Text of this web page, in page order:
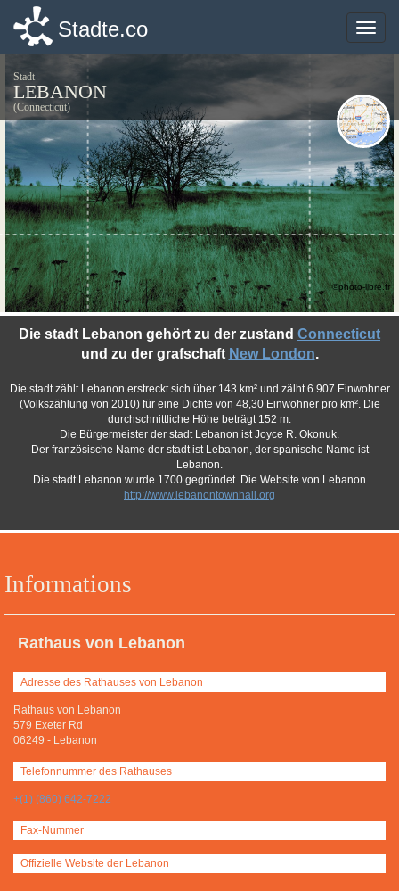
Toggle
Stadte.co
Stadt
LEBANON
(Connecticut)
Informations
Rathaus von Lebanon
Adresse des Rathauses von Lebanon
Rathaus von Lebanon
579 Exeter Rd
06249 - Lebanon
Telefonnummer des Rathauses
+(1) (860) 642-7222
Fax-Nummer
Offizielle Website der Lebanon
Die stadt Lebanon gehört zu der zustand Connecticut
und zu der grafschaft New London.
Die stadt zählt Lebanon erstreckt sich über 143 km² und zälht 6.907 Einwohner
(Volkszählung von 2010) für eine Dichte von 48,30 Einwohner pro km². Die
durchschnittliche Höhe beträgt 152 m.
Die Bürgermeister der stadt Lebanon ist Joyce R. Okonuk.
Der französische Name der stadt ist Lebanon, der spanische Name ist
Lebanon.
Die stadt Lebanon wurde 1700 gegründet. Die Website von Lebanon
http://www.lebanontownhall.org
©photo-libre.fr
Toggle
Stadte.co